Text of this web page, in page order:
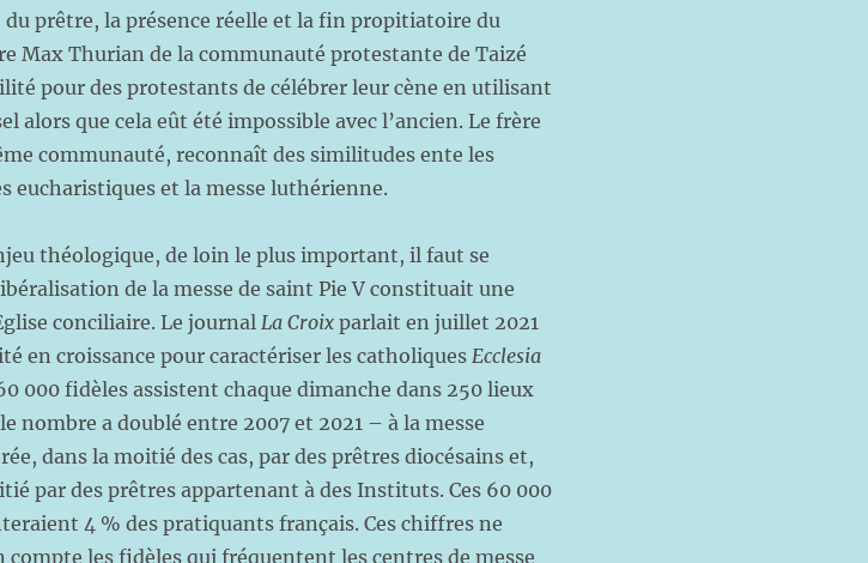
du prêtre, la présence réelle et la fin propitiatoire du
Max Thurian de la communauté protestante de Taizé
pour des protestants de célébrer leur cène en utilisant
alors que cela eût été impossible avec l’ancien. Le frère
communauté, reconnaît des similitudes ente les
eucharistiques et la messe luthérienne.
théologique, de loin le plus important, il faut se
de la messe de saint Pie V constituait une
conciliaire. Le journalLa Croix parlait en juillet 2021
en croissance pour caractériser les catholiquesEcclesia
000 fidèles assistent chaque dimanche dans 250 lieux
nombre a doublé entre 2007 et 2021 – à la messe
dans la moitié des cas, par des prêtres diocésains et,
par des prêtres appartenant à des Instituts. Ces 60 000
4 % des pratiquants français. Ces chiffres ne
compte les fidèles qui fréquentent les centres de messe